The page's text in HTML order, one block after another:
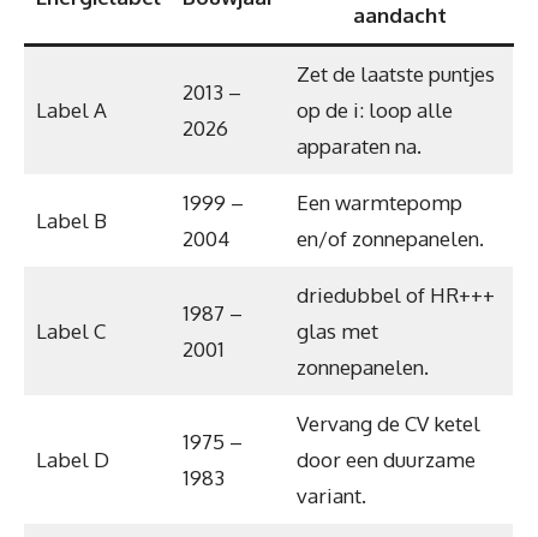
aandacht
Label A
2013 –
2026
Zet de laatste puntjes
op de i: loop alle
apparaten na.
Label B
1999 –
2004
Een warmtepomp
en/of zonnepanelen.
Label C
1987 –
2001
driedubbel of HR+++
glas met
zonnepanelen.
Label D
1975 –
1983
Vervang de CV ketel
door een duurzame
variant.